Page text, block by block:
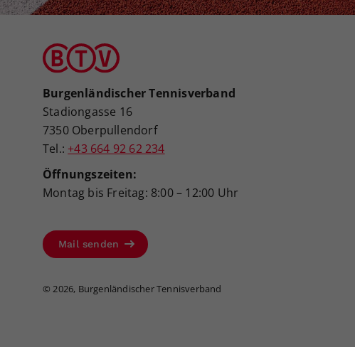
Burgenländischer Tennisverband
Stadiongasse 16
7350 Oberpullendorf
Tel.: +43 664 92 62 234
Öffnungszeiten:
Montag bis Freitag: 8:00 – 12:00 Uhr
Mail senden
©2026, Burgenländischer Tennisverband